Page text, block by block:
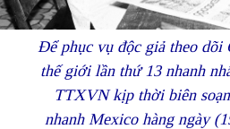
Để phục vụ độc giả theo dõi
thế giới lần thứ 13 nhanh
TTXVN kịp thời biên
nhanh Mexico hàng ngày